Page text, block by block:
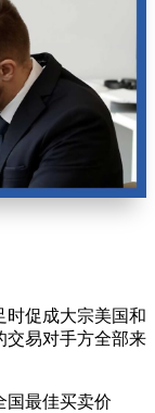
时促成大宗美国和
交易对手方全部来
国最佳买卖价